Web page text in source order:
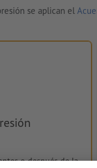
se aplican el
o después de la